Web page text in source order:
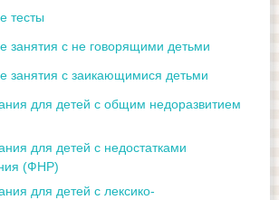
тесты
занятия с не говорящими детьми
занятия с заикающимися детьми
для детей с общим недоразвитием
для детей с недостатками
(ФНР)
для детей с лексико-